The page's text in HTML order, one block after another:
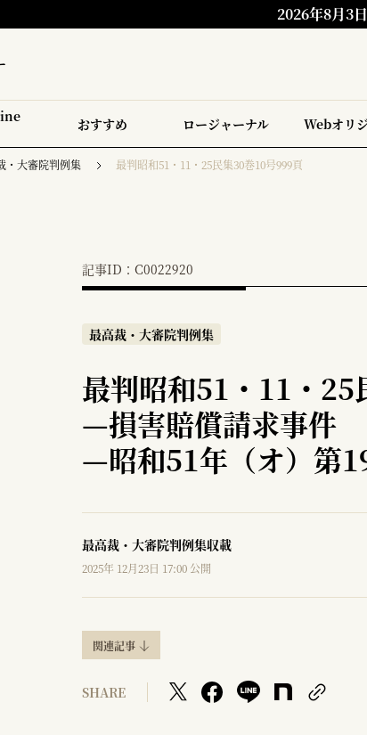
2026年8月3日
おすすめ ロージャーナル Webオリ
・大審院判例集 最判昭和51・11・25民集30巻10号999頁
記事ID：C0022920
最高裁・大審院判例集
最判昭和51・11・
—損害賠償請求事件
—昭和51年（オ）第
最高裁・大審院判例集収載
2025年 12月23日 17:00 公開
関連記事
SHARE